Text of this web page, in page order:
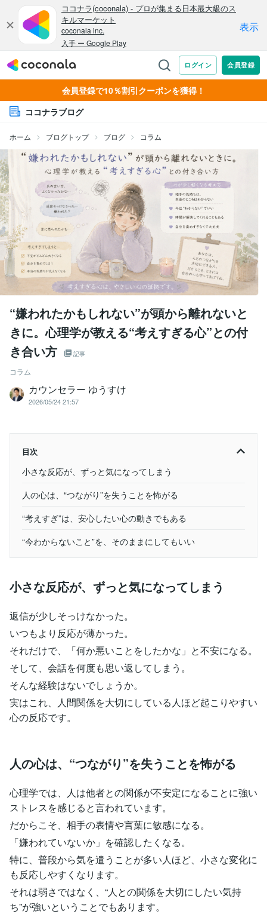
会員登録で10％割引クーポンを獲得！
ココナラブログ
ホーム ブログトップ ブログ コラム
“嫌われたかもしれない”が頭から離れないと
きに。心理学が教える“考えすぎる心”との付
き合い方
記事
コラム
カウンセラー ゆうすけ
2026/05/24 21:57
目次
小さな反応が、ずっと気になってしまう
人の心は、“つながり”を失うことを怖がる
“考えすぎ”は、安心したい心の動きでもある
“今わからないこと”を、そのままにしてもいい
小さな反応が、ずっと気になってしまう
返信が少しそっけなかった。
いつもより反応が薄かった。
それだけで、「何か悪いことをしたかな」と不安になる。
そして、会話を何度も思い返してしまう。
そんな経験はないでしょうか。
実はこれ、人間関係を大切にしている人ほど起こりやすい
心の反応です。
人の心は、“つながり”を失うことを怖がる
心理学では、人は他者との関係が不安定になることに強い
ストレスを感じると言われています。
だからこそ、相手の表情や言葉に敏感になる。
「嫌われていないか」を確認したくなる。
特に、普段から気を遣うことが多い人ほど、小さな変化に
も反応しやすくなります。
それは弱さではなく、“人との関係を大切にしたい気持
ち”が強いということでもあります。